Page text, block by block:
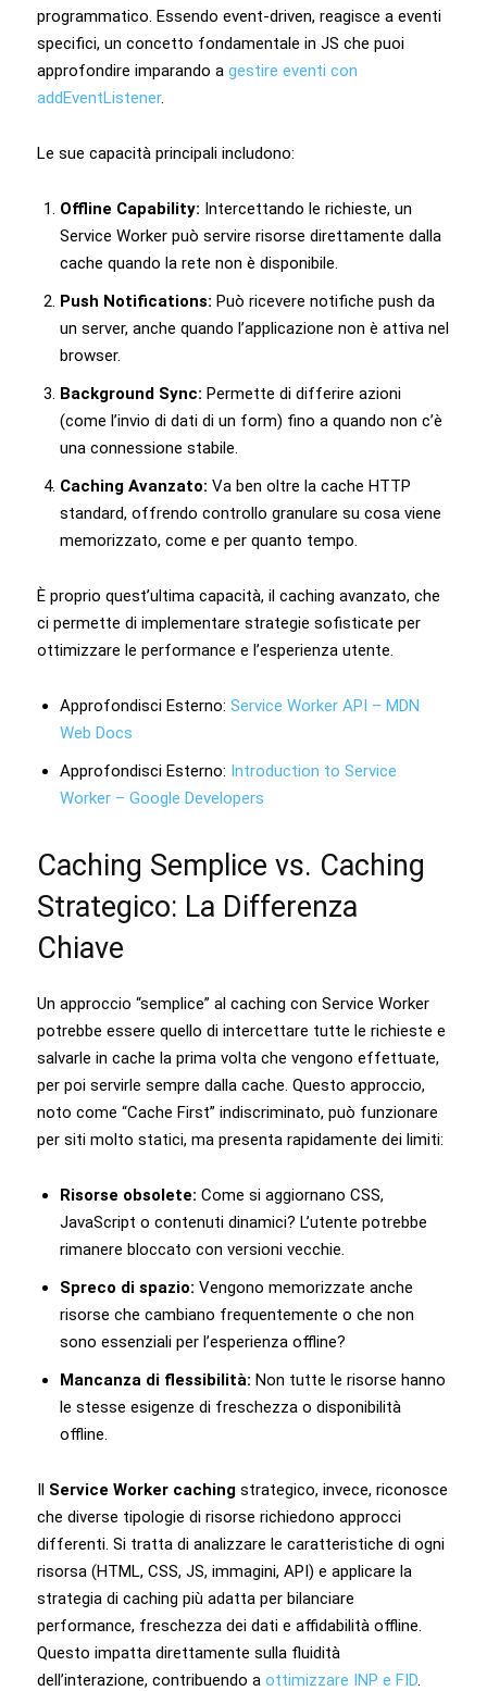
programmatico. Essendo event-driven, reagisce a eventi
specifici, un concetto fondamentale in JS che puoi
approfondire imparando a gestire eventi con
addEventListener.
Le sue capacità principali includono:
Offline Capability: Intercettando le richieste, un
Service Worker può servire risorse direttamente dalla
cache quando la rete non è disponibile.
Push Notifications: Può ricevere notifiche push da
un server, anche quando l’applicazione non è attiva nel
browser.
Background Sync: Permette di differire azioni
(come l’invio di dati di un form) fino a quando non c’è
una connessione stabile.
Caching Avanzato: Va ben oltre la cache HTTP
standard, offrendo controllo granulare su cosa viene
memorizzato, come e per quanto tempo.
È proprio quest’ultima capacità, il caching avanzato, che
ci permette di implementare strategie sofisticate per
ottimizzare le performance e l’esperienza utente.
Approfondisci Esterno: Service Worker API – MDN
Web Docs
Approfondisci Esterno: Introduction to Service
Worker – Google Developers
Caching Semplice vs. Caching
Strategico: La Differenza
Chiave
Un approccio “semplice” al caching con Service Worker
potrebbe essere quello di intercettare tutte le richieste e
salvarle in cache la prima volta che vengono effettuate,
per poi servirle sempre dalla cache. Questo approccio,
noto come “Cache First” indiscriminato, può funzionare
per siti molto statici, ma presenta rapidamente dei limiti:
Risorse obsolete: Come si aggiornano CSS,
JavaScript o contenuti dinamici? L’utente potrebbe
rimanere bloccato con versioni vecchie.
Spreco di spazio: Vengono memorizzate anche
risorse che cambiano frequentemente o che non
sono essenziali per l’esperienza offline?
Mancanza di flessibilità: Non tutte le risorse hanno
le stesse esigenze di freschezza o disponibilità
offline.
Il Service Worker caching strategico, invece, riconosce
che diverse tipologie di risorse richiedono approcci
differenti. Si tratta di analizzare le caratteristiche di ogni
risorsa (HTML, CSS, JS, immagini, API) e applicare la
strategia di caching più adatta per bilanciare
performance, freschezza dei dati e affidabilità offline.
Questo impatta direttamente sulla fluidità
dell’interazione, contribuendo a ottimizzare INP e FID